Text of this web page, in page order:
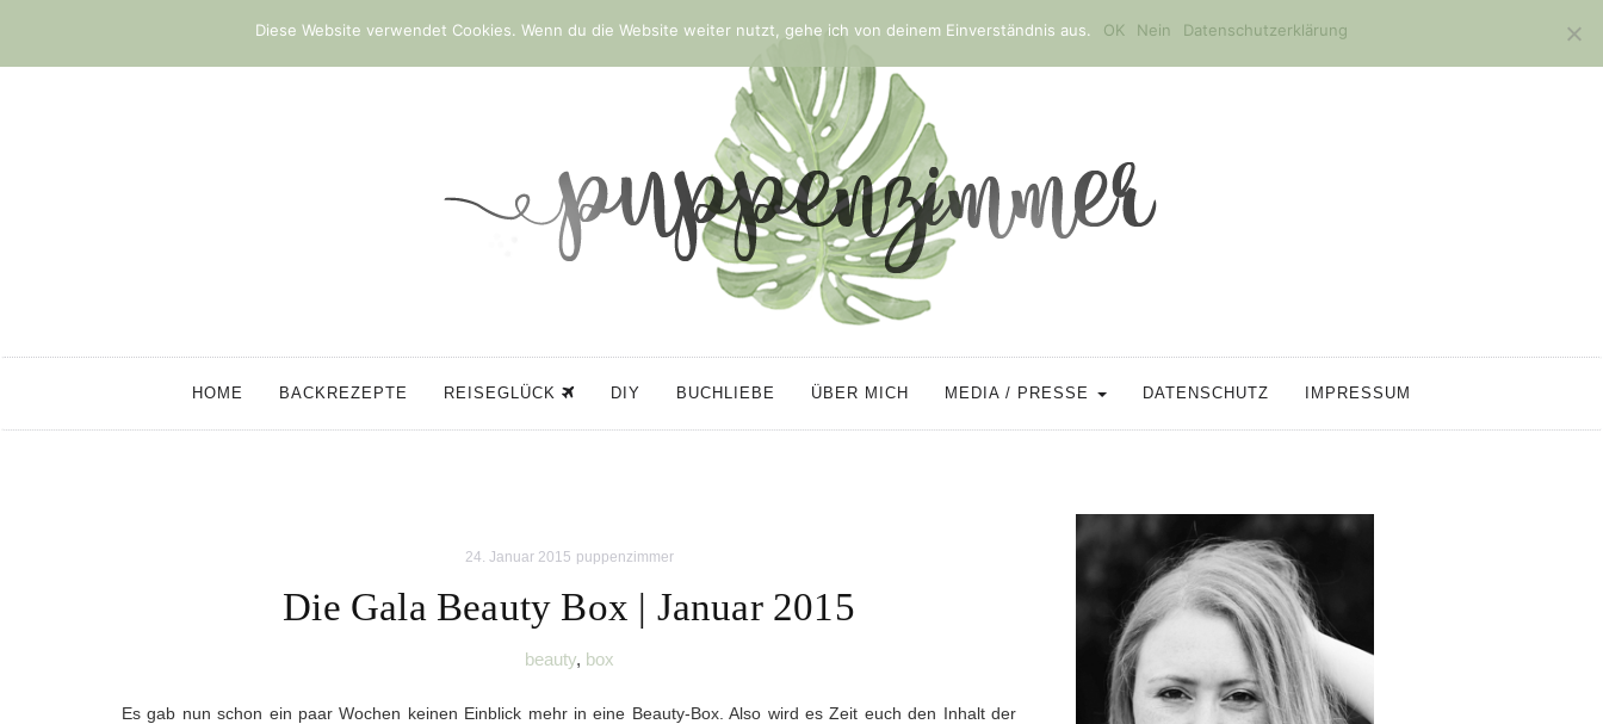
HOME BACKREZEPTE REISEGLÜCK DIY BUCHLIEBE ÜBER MICH MEDIA / PRESSE DATENSCHUTZ IMPRESSUM
24. Januar 2015 puppenzimmer
Die Gala Beauty Box | Januar 2015
beauty, box
Es gab nun schon ein paar Wochen keinen Einblick mehr in eine Beauty-Box. Also wird es Zeit euch den Inhalt der
Diese Website verwendet Cookies. Wenn du die Website weiter nutzt, gehe ich von deinem Einverständnis aus. OK Nein Datenschutzerklärung